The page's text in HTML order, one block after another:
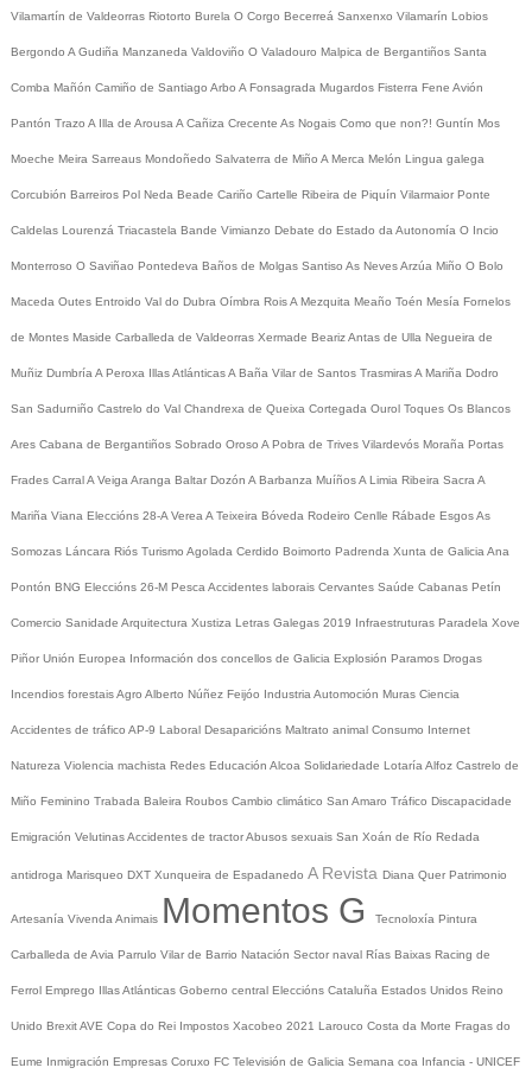
Vilamartín de Valdeorras Riotorto Burela O Corgo Becerreá Sanxenxo Vilamarín Lobios
Bergondo A Gudiña Manzaneda Valdoviño O Valadouro Malpica de Bergantiños Santa
Comba Mañón Camiño de Santiago Arbo A Fonsagrada Mugardos Fisterra Fene Avión
Pantón Trazo A Illa de Arousa A Cañiza Crecente As Nogais Como que non?! Guntín Mos
Moeche Meira Sarreaus Mondoñedo Salvaterra de Miño A Merca Melón Lingua galega
Corcubión Barreiros Pol Neda Beade Cariño Cartelle Ribeira de Piquín Vilarmaior Ponte
Caldelas Lourenzá Triacastela Bande Vimianzo Debate do Estado da Autonomía O Incio
Monterroso O Saviñao Pontedeva Baños de Molgas Santiso As NevesArzúa Miño O Bolo
Maceda Outes Entroido Val do Dubra Oímbra RoisA Mezquita Meaño Toén Mesía Fornelos
de Montes Maside Carballeda de Valdeorras Xermade BearizAntas de Ulla Negueira de
Muñiz Dumbría A Peroxa Illas AtlánticasA Baña Vilar de Santos TrasmirasA Mariña Dodro
San Sadurniño Castrelo do Val Chandrexa de Queixa Cortegada Ourol Toques Os Blancos
Ares Cabana de Bergantiños Sobrado Oroso A Pobra de Trives Vilardevós Moraña Portas
Frades CarralA Veiga Aranga Baltar Dozón A Barbanza MuíñosA Limia Ribeira Sacra A
Mariña Viana Eleccións 28-A Verea A Teixeira Bóveda Rodeiro Cenlle Rábade EsgosAs
Somozas Láncara Riós Turismo Agolada Cerdido Boimorto Padrenda Xunta de Galicia Ana
Pontón BNG Eleccións 26-M Pesca Accidentes laborais Cervantes Saúde Cabanas Petín
Comercio Sanidade Arquitectura Xustiza Letras Galegas 2019 Infraestruturas Paradela Xove
Piñor Unión Europea Información dos concellos de Galicia Explosión Paramos Drogas
Incendios forestaisAgro Alberto Núñez Feijóo Industria Automoción Muras Ciencia
Accidentes de tráfico AP-9 Laboral Desaparicións Maltrato animal Consumo Internet
Natureza Violencia machista Redes Educación Alcoa Solidariedade Lotaría Alfoz Castrelo de
Miño Feminino Trabada Baleira Roubos Cambio climático San Amaro Tráfico Discapacidade
Emigración VelutinasAccidentes de tractorAbusos sexuais San Xoán de Río Redada
antidroga Marisqueo DXT Xunqueira de Espadanedo A Revista Diana Quer Patrimonio
Artesanía Vivenda Animais Momentos G Tecnoloxía Pintura
Carballeda de Avia Parrulo Vilar de Barrio Natación Sector naval Rías Baixas Racing de
Ferrol Emprego Illas Atlánticas Goberno central Eleccións Cataluña Estados Unidos Reino
Unido BrexitAVE Copa do Rei Impostos Xacobeo 2021 Larouco Costa da Morte Fragas do
Eume Inmigración Empresas Coruxo FC Televisión de Galicia Semana coa Infancia - UNICEF